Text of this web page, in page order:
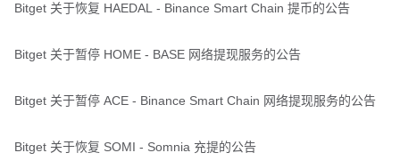
Bitget 关于恢复 HAEDAL - Binance Smart Chain 提币的公告
Bitget 关于暂停 HOME - BASE 网络提现服务的公告
Bitget 关于暂停 ACE - Binance Smart Chain 网络提现服务的公告
Bitget 关于恢复 SOMI - Somnia 充提的公告